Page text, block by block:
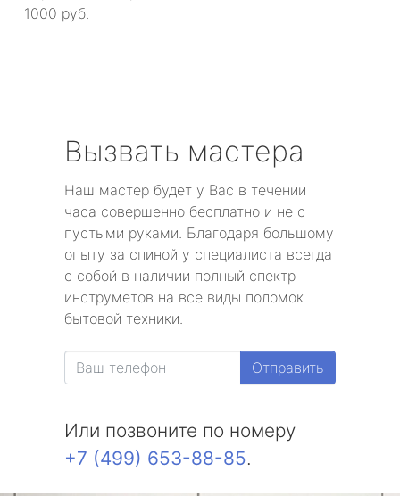
1000 руб.
Вызвать мастера
Наш мастер будет у Вас в течении
часа совершенно бесплатно и не с
пустыми руками. Благодаря большому
опыту за спиной у специалиста всегда
с собой в наличии полный спектр
инструметов на все виды поломок
бытовой техники.
Отправить
Или позвоните по номеру
+7 (499) 653-88-85.